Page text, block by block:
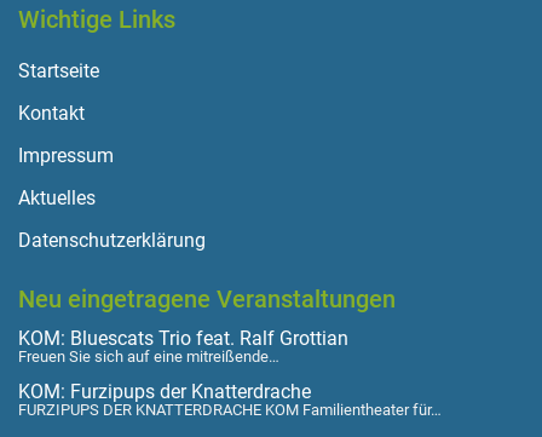
Wichtige Links
Startseite
Kontakt
Impressum
Aktuelles
Datenschutzerklärung
Neu eingetragene Veranstaltungen
KOM: Bluescats Trio feat. Ralf Grottian
Freuen Sie sich auf eine mitreißende…
KOM: Furzipups der Knatterdrache
FURZIPUPS DER KNATTERDRACHE KOM Familientheater für…